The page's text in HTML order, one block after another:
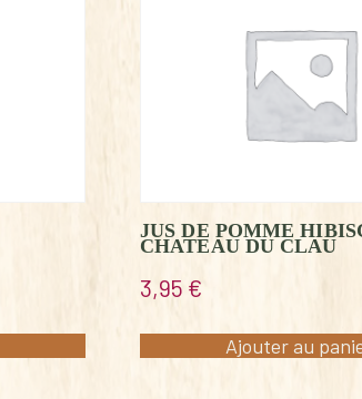
JUS DE POMME
CHATEAU DU CLAU
3,95 €
Ajouter au